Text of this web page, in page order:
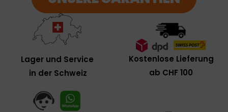
Lager und Service
in der Schweiz
Kostenlose Lieferung
ab CHF 100